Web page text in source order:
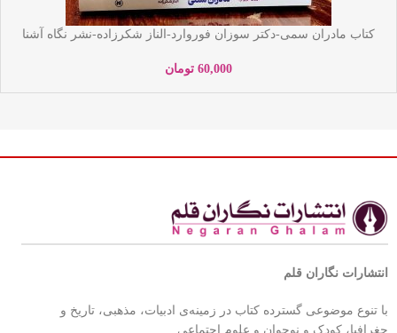
کتاب مادران سمی-دکتر سوزان فوروارد-الناز شکرزاده-نشر نگاه آشنا
60,000 تومان
انتشارات نگاران قلم
با تنوع موضوعی گسترده کتاب در زمینه‌ی ادبیات، مذهبی، تاریخ و
جغرافیا، کودک و نوجوان و علوم اجتماعی